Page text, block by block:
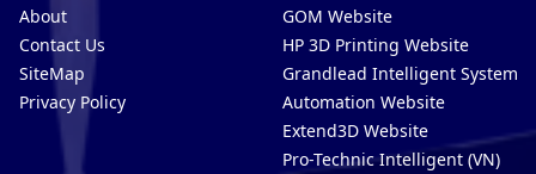
About
Contact Us
SiteMap
Privacy Policy
GOM Website
HP 3D Printing Website
Grandlead Intelligent Systems
Automation Website
Extend3D Website
Pro-Technic Intelligent (VN)